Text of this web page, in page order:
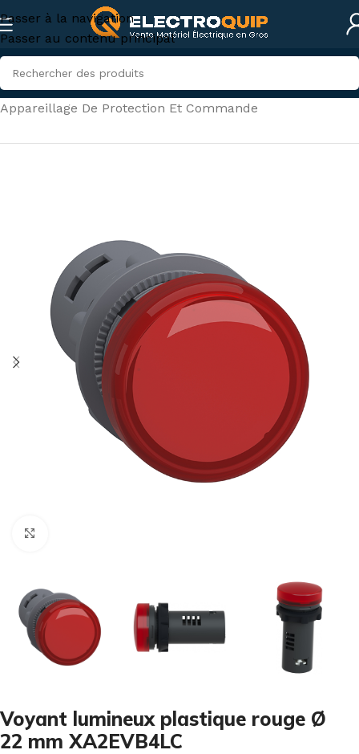
Passer à la navigation
Passer au contenu principal
Accueil/Électricité industrielle/
Appareillage De Protection Et Commande
Voyant lumineux plastique rouge Ø
22 mm XA2EVB4LC